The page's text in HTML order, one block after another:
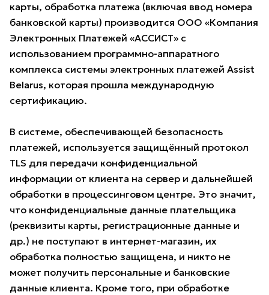
карты, обработка платежа (включая ввод номера
банковской карты) производится ООО «Компания
Электронных Платежей «АССИСТ» с
использованием программно-аппаратного
комплекса системы электронных платежей Assist
Belarus, которая прошла международную
сертификацию.
В системе, обеспечивающей безопасность
платежей, используется защищённый протокол
TLS для передачи конфиденциальной
информации от клиента на сервер и дальнейшей
обработки в процессинговом центре. Это значит,
что конфиденциальные данные плательщика
(реквизиты карты, регистрационные данные и
др.) не поступают в интернет-магазин, их
обработка полностью защищена, и никто не
может получить персональные и банковские
данные клиента. Кроме того, при обработке